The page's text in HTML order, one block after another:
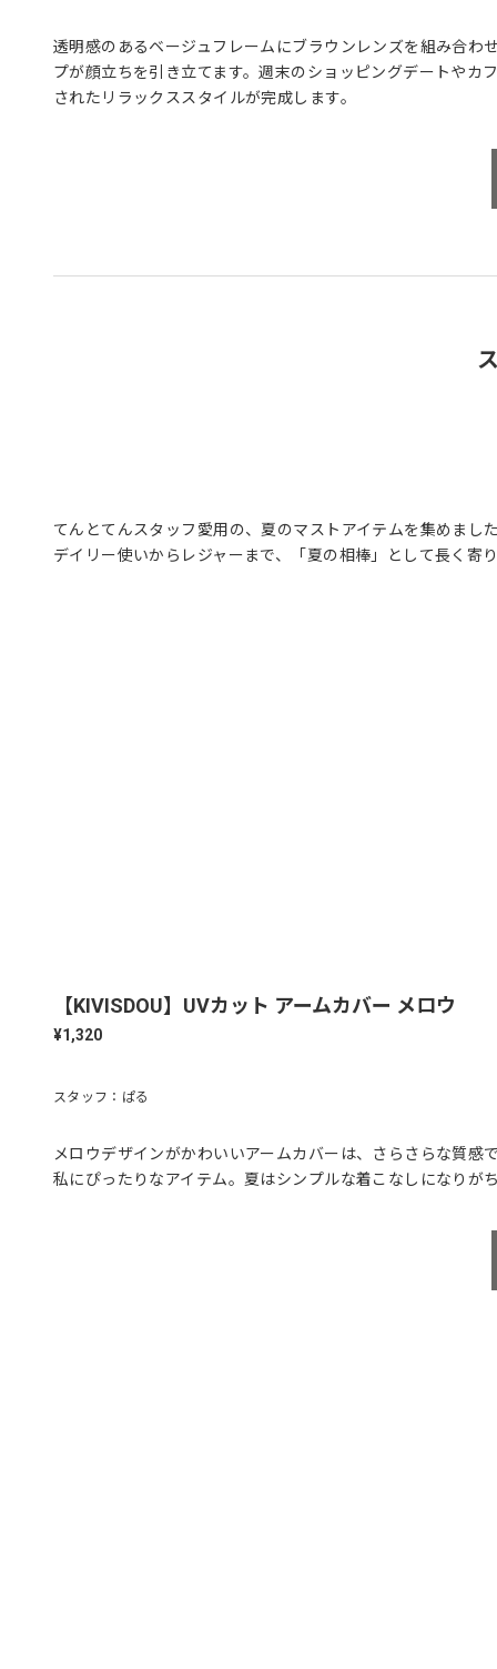
透明感のあるベージュフレームにブラウンレンズを組み合わ
プが顔立ちを引き立てます。週末のショッピングデートや
されたリラックススタイルが完成します。
てんとてんスタッフ愛用の、夏のマストアイテムを集めまし
デイリー使いからレジャーまで、「夏の相棒」として長く寄
【KIVISDOU】UVカット アームカバー メロウ
¥1,320
スタッフ：ぱる
メロウデザインがかわいいアームカバーは、さらさらな質
私にぴったりなアイテム。夏はシンプルな着こなしになり